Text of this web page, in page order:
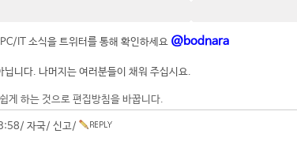
IT 소식을 트위터를 통해 확인하세요 @bodnara
닙니다. 나머지는 여러분들이 채워 주십시요.
게 하는 것으로 편집방침을 바꿉니다.
자국/ 신고/